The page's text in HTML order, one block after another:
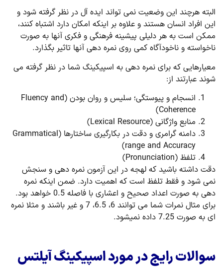
البته هرچند این وضعیت نمی تواند ایده آل در نظر گرفته شود و
این افراد انسان هستند و علاوه بر اینکه امکان دارد اشتباه کنند،
ممکن است به هر دلیلی پیشینه فرهنگی و فکری آنها به صورت
ناخواسته و ناخودآگاه کمی روی نمره دهی آنها تاثیر بگذارد.
معیارهایی که برای نمره دهی به اسپیکینگ شما در نظر گرفته می
شوند عبارتند از:
انسجام و پیوستگی؛ سلیس و روان بودن (Fluency and
Coherence)
منابع واژگانی (Lexical Resource)
دامنه گرامری و دقت در بکارگیری ساختارها (Grammatical
range and Accuracy)
تلفظ (Pronunciation)
دقت داشته باشید که لهجه در این آزمون نمره دهی و سنجش
نمی شود و فقط تلفظ است که اهمیت دارد. ضمن اینکه نمره
دهی به صورت اعداد صحیح و اعشاری با فاصله 0.5 خواهد بود.
برای مثال نمرات شما می توانند 6، 6.5، 7 و غیر باشند و مثلا نمره
ای به صورت 7.25 داده نمیشود.
سوالات رایج در مورد اسپیکینگ آیلتس